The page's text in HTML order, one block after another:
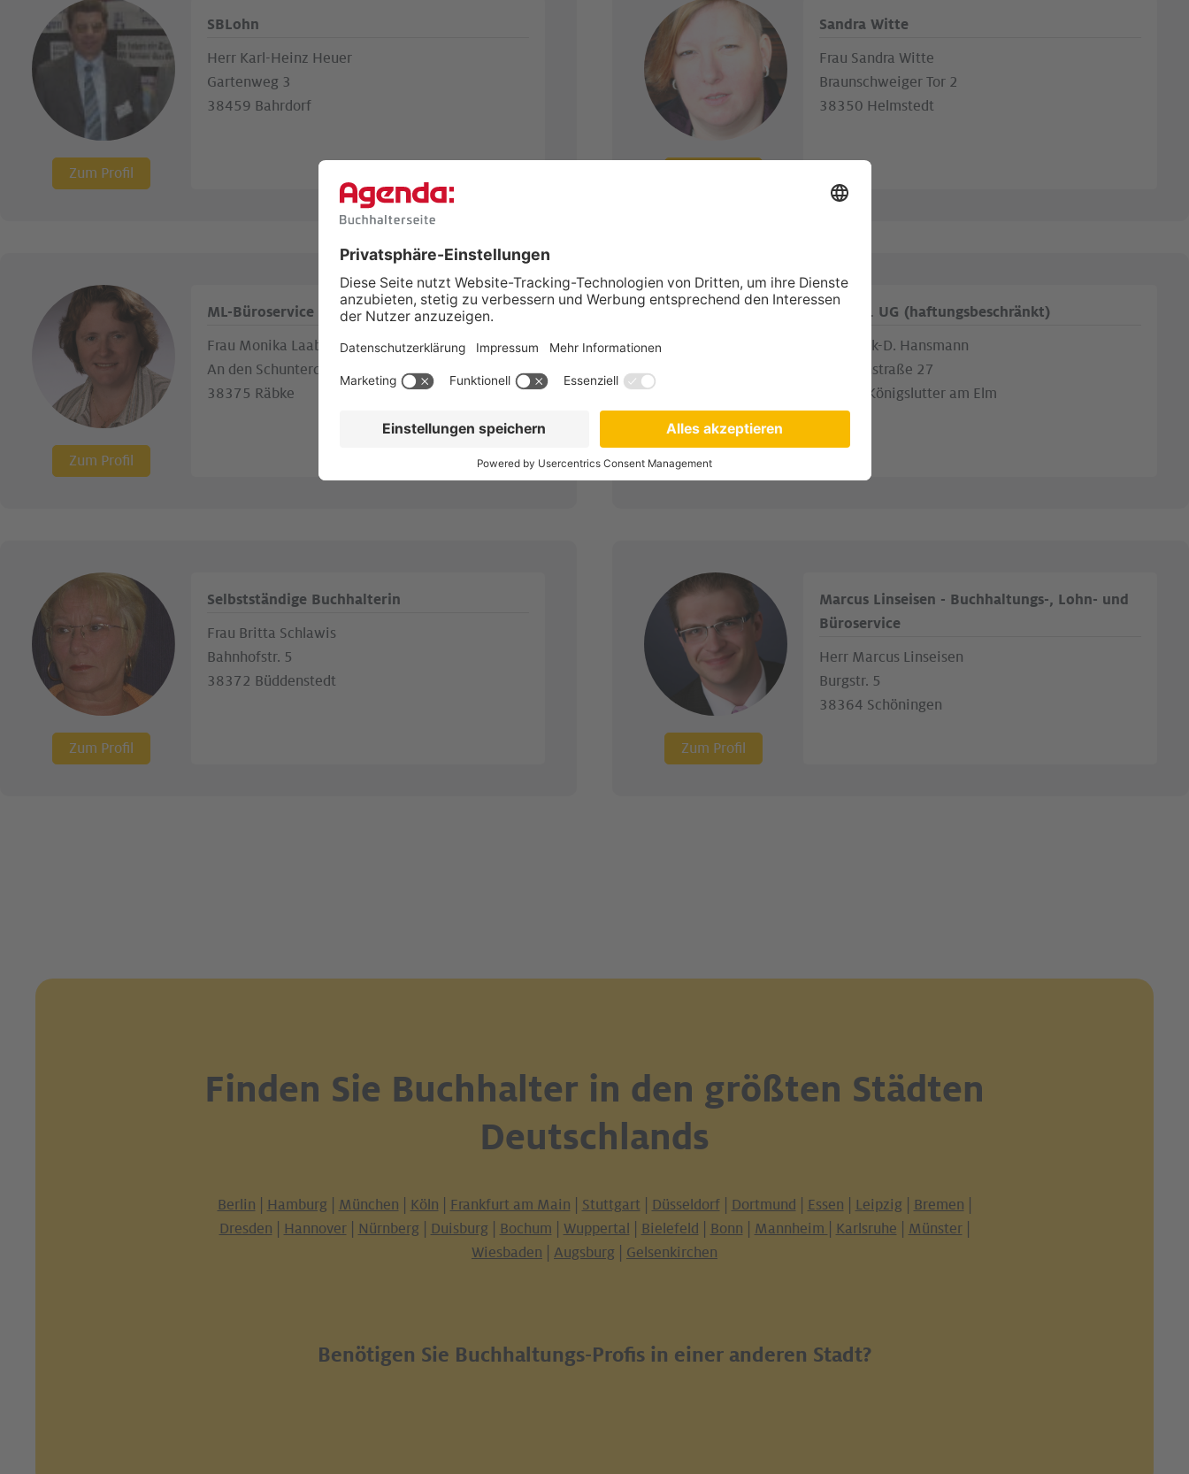
Zum Profil
SBLohn
Herr Karl-Heinz Heuer
Gartenweg 3
38459 Bahrdorf
Sandra Witte
Frau Sandra Witte
Braunschweiger Tor 2
38350 Helmstedt
Zum Profil
ML-Büroservice und Dienstleistungen OHG
Frau Monika Laabe
An den Schunterquellen 31
38375 Räbke
Zum Profil
D.-D. H. UG (haftungsbeschränkt)
Herr Dirk-D. Hansmann
Westernstraße 27
38154 Königslutter am Elm
Zum Profil
Selbstständige Buchhalterin
Frau Britta Schlawis
Bahnhofstr. 5
38372 Büddenstedt
Zum Profil
Marcus Linseisen - Buchhaltungs-, Lohn- und
Büroservice
Herr Marcus Linseisen
Burgstr. 5
38364 Schöningen
Finden Sie Buchhalter in den größten Städten
Deutschlands
Berlin Hamburg München Köln Frankfurt am Main Stuttgart Düsseldorf| Dortmund Essen Leipzig Bremen
Dresden
Hannover| Nürnberg Duisburg Bochum Wuppertal Bielefeld Bonn Mannheim Karlsruhe Münster|
Wiesbaden
Augsburg Gelsenkirchen
Benötigen Sie Buchhaltungs-Profis in einer anderen Stadt?